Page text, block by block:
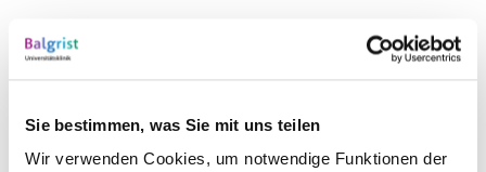
Sie bestimmen, was Sie mit uns teilen
Wir verwenden Cookies, um notwendige Funktionen der
Schweizerische Gesellschaft für Innere Medizin (SGIM)
Verbindung schweizerischer Ärztinnen und Ärzte (FMH)